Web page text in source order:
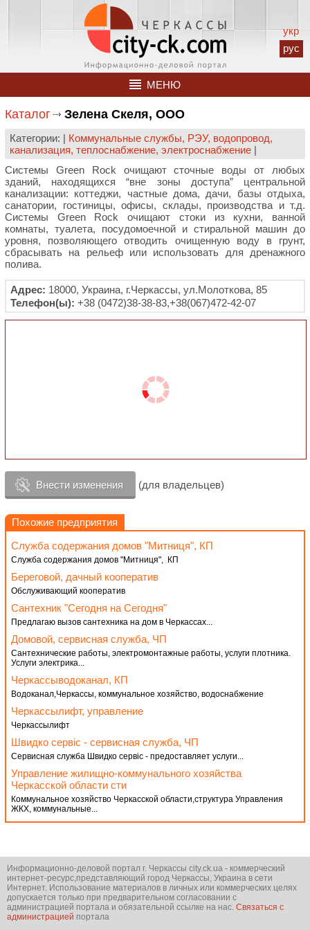
укр
рус
МЕНЮ
Каталог Зелена Скеля, ООО
Категории: | Коммунальные службы, РЭУ, водопровод,
канализация, теплоснабжение, электроснабжение |
Системы Green Rock очищают сточные воды от любых
зданий, находящихся “вне зоны доступа” центральной
канализации: коттеджи, частные дома, дачи, базы отдыха,
санатории, гостиницы, офисы, склады, производства и т.д.
Системы Green Rock очищают стоки из кухни, ванной
комнаты, туалета, посудомоечной и стиральной машин до
уровня, позволяющего отводить очищенную воду в грунт,
сбрасывать на рельеф или использовать для дренажного
полива.
Адрес: 18000, Украина, г.Черкассы, ул.Молоткова, 85
Телефон(ы): +38 (0472)38-38-83,+38(067)472-42-07
Внести изменения (для владельцев)
Похожие предприятия
Служба содержания домов "Митниця", КП
Служба содержания домов "Митниця", КП
Береговой, дачный кооператив
Обслуживающий кооператив
Сантехник "Сегодня на Сегодня"
Предлагаю вызов сантехника на дом в Черкассах...
Домовой, сервисная служба, ЧП
Сантехнические работы, электромонтажные работы, услуги плотника.
Услуги электрика...
Черкассыводоканал, КП
Водоканал,Черкассы, коммунальное хозяйство, водоснабжение
Черкассылифт, управление
Черкассылифт
Швидко сервіс - сервисная служба, ЧП
Сервисная служба Швидко сервіс - предоставляет услуги...
Управление жилищно-коммунального хозяйства
Черкасской области сти
Коммунальное хозяйство Черкасской области,структура Управления
ЖКХ, коммунальные...
Информационно-деловой портал г. Черкассы city.ck.ua - коммерческий
интернет-ресурс,представляющий город Черкассы, Украина в сети
Интернет. Использование материалов в личных или коммерческих целях
допускается только при предварительном согласовании с
администрацией портала и обязательной ссылке на нас. Связаться с
администрацией портала